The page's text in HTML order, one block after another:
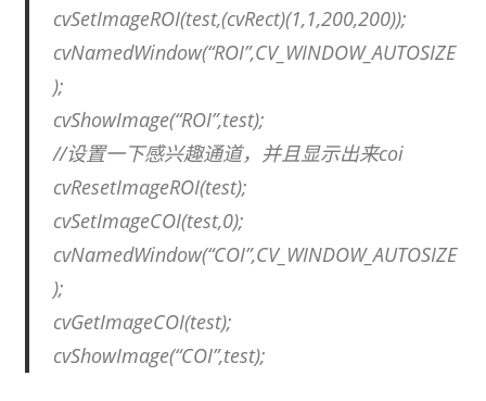
cvSetImageROI(test,(cvRect)(1,1,200,200));
cvNamedWindow(“ROI”,CV_WINDOW_AUTOSIZE
);
cvShowImage(“ROI”,test);
//设置一下感兴趣通道，并且显示出来coi
cvResetImageROI(test);
cvSetImageCOI(test,0);
cvNamedWindow(“COI”,CV_WINDOW_AUTOSIZE
);
cvGetImageCOI(test);
cvShowImage(“COI”,test);